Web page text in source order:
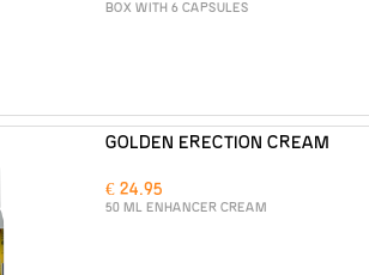
BOX WITH 6 CAPSULES
GOLDEN ERECTION CREAM
€ 24.95
50 ML ENHANCER CREAM